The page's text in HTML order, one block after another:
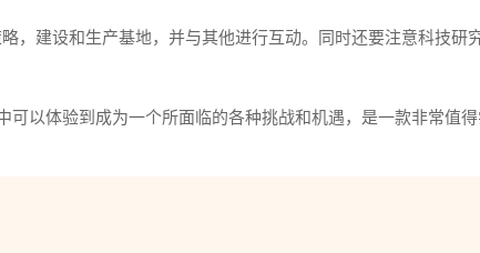
，建设和生产基地，并与其他进行互动。同时还要注意科技研
以体验到成为一个所面临的各种挑战和机遇，是一款非常值得